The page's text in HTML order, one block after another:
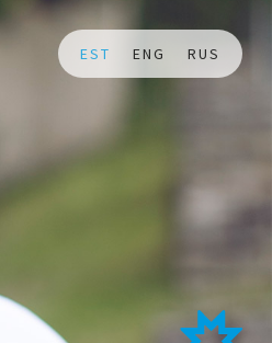
EST ENG RUS